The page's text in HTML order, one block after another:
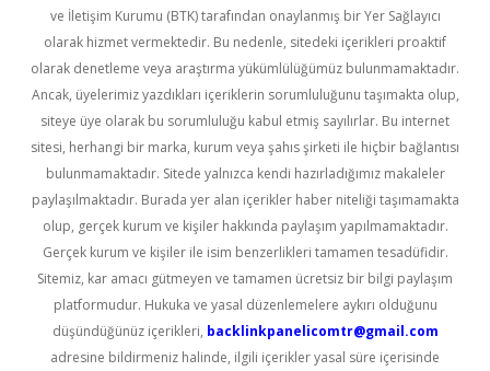
ve İletişim Kurumu (BTK) tarafından onaylanmış bir Yer Sağlayıcı
olarak hizmet vermektedir. Bu nedenle, sitedeki içerikleri proaktif
olarak denetleme veya araştırma yükümlülüğümüz bulunmamaktadır.
Ancak, üyelerimiz yazdıkları içeriklerin sorumluluğunu taşımakta olup,
siteye üye olarak bu sorumluluğu kabul etmiş sayılırlar. Bu internet
sitesi, herhangi bir marka, kurum veya şahıs şirketi ile hiçbir bağlantısı
bulunmamaktadır. Sitede yalnızca kendi hazırladığımız makaleler
paylaşılmaktadır. Burada yer alan içerikler haber niteliği taşımamakta
olup, gerçek kurum ve kişiler hakkında paylaşım yapılmamaktadır.
Gerçek kurum ve kişiler ile isim benzerlikleri tamamen tesadüfidir.
Sitemiz, kar amacı gütmeyen ve tamamen ücretsiz bir bilgi paylaşım
platformudur. Hukuka ve yasal düzenlemelere aykırı olduğunu
düşündüğünüz içerikleri, backlinkpanelicomtr@gmail.com
adresine bildirmeniz halinde, ilgili içerikler yasal süre içerisinde